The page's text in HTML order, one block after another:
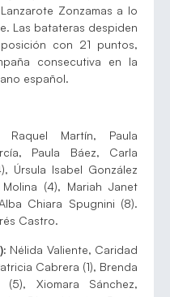
Zonzamas a lo
Las batateras despiden
con 21 puntos,
consecutiva en la
español.
Raquel Martín, Paula
Paula Báez, Carla
Úrsula Isabel González
(4), Mariah Janet
Chiara Spugnini (8).
Castro.
Nélida Valiente, Caridad
Cabrera (1), Brenda
Xiomara Sánchez,